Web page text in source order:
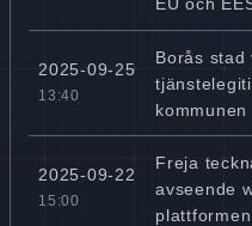
2025-09-25
13:40
Borås stad
kommunen
2025-09-22
15:00
Freja
avseende
plattformen